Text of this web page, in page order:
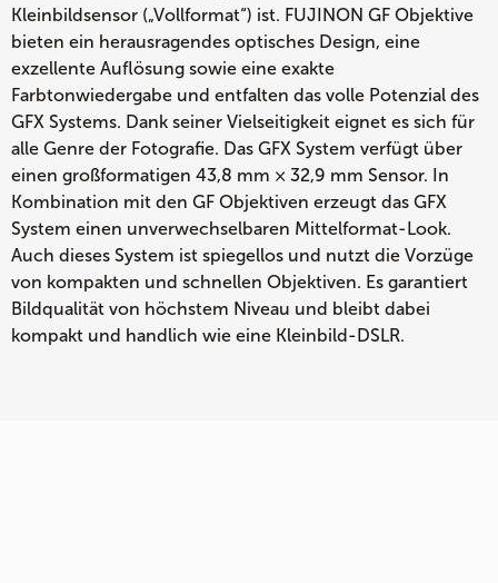
Kleinbildsensor („Vollformat“) ist. FUJINON GF Objektive
bieten ein herausragendes optisches Design, eine
exzellente Auflösung sowie eine exakte
Farbtonwiedergabe und entfalten das volle Potenzial des
GFX Systems. Dank seiner Vielseitigkeit eignet es sich für
alle Genre der Fotografie. Das GFX System verfügt über
einen großformatigen 43,8 mm × 32,9 mm Sensor. In
Kombination mit den GF Objektiven erzeugt das GFX
System einen unverwechselbaren Mittelformat-Look.
Auch dieses System ist spiegellos und nutzt die Vorzüge
von kompakten und schnellen Objektiven. Es garantiert
Bildqualität von höchstem Niveau und bleibt dabei
kompakt und handlich wie eine Kleinbild-DSLR.